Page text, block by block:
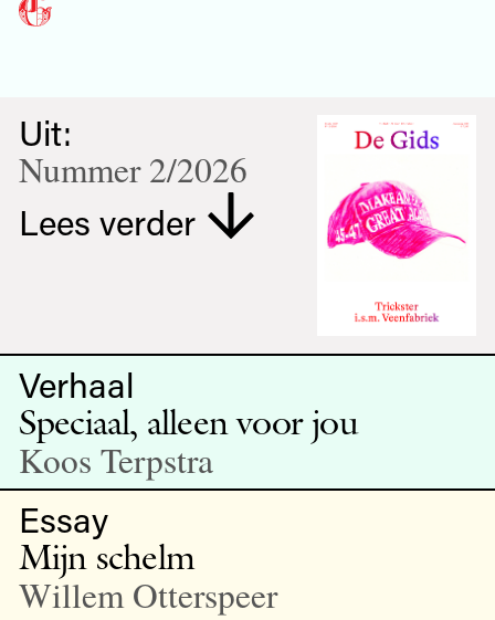
Uit:
Nummer 2/2026
Lees verder
Verhaal
Speciaal, alleen voor jou
Koos Terpstra
Essay
Mijn schelm
Willem Otterspeer